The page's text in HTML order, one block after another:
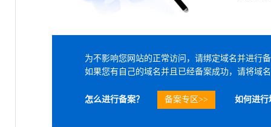
为不影响您网站的正常访问，请绑定域名并进行
如果您有自己的域名并且已经备案成功，请将域
备案专区>> 如何进行
怎么进行备案？